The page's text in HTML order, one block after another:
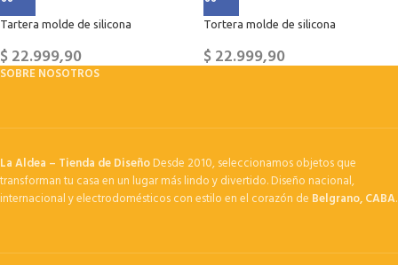
Tartera molde de silicona
$22.999,90
Tortera molde de silicona
$22.999,90
SOBRE NOSOTROS
La Aldea – Tienda de DiseñoDesde 2010, seleccionamos objetos que
transforman tu casa en un lugar más lindo y divertido. Diseño nacional,
internacional y electrodomésticos con estilo en el corazón de Belgrano, CABA.